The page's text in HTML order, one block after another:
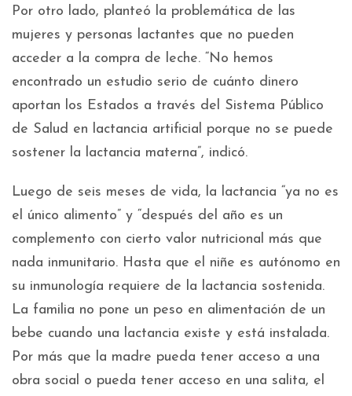
Por otro lado, planteó la problemática de las
mujeres y personas lactantes que no pueden
acceder a la compra de leche. “No hemos
encontrado un estudio serio de cuánto dinero
aportan los Estados a través del Sistema Público
de Salud en lactancia artificial porque no se puede
sostener la lactancia materna”, indicó.
Luego de seis meses de vida, la lactancia “ya no es
el único alimento” y “después del año es un
complemento con cierto valor nutricional más que
nada inmunitario. Hasta que el niñe es autónomo en
su inmunología requiere de la lactancia sostenida.
La familia no pone un peso en alimentación de un
bebe cuando una lactancia existe y está instalada.
Por más que la madre pueda tener acceso a una
obra social o pueda tener acceso en una salita, el